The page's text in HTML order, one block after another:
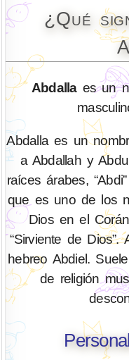
¿Qué
Abdallaes un
Abdalla es un
a Abdallah y
raíces árabes,
que es uno de los
Dios en el
“Sirviente de
hebreo Abdiel.
de religión